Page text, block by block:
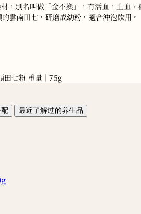
，別名叫做「金不換」，有活血，止血、
雲南田七，研磨成幼粉，適合沖泡飲用。
田七粉 重量｜75g
最近了解过的养生品